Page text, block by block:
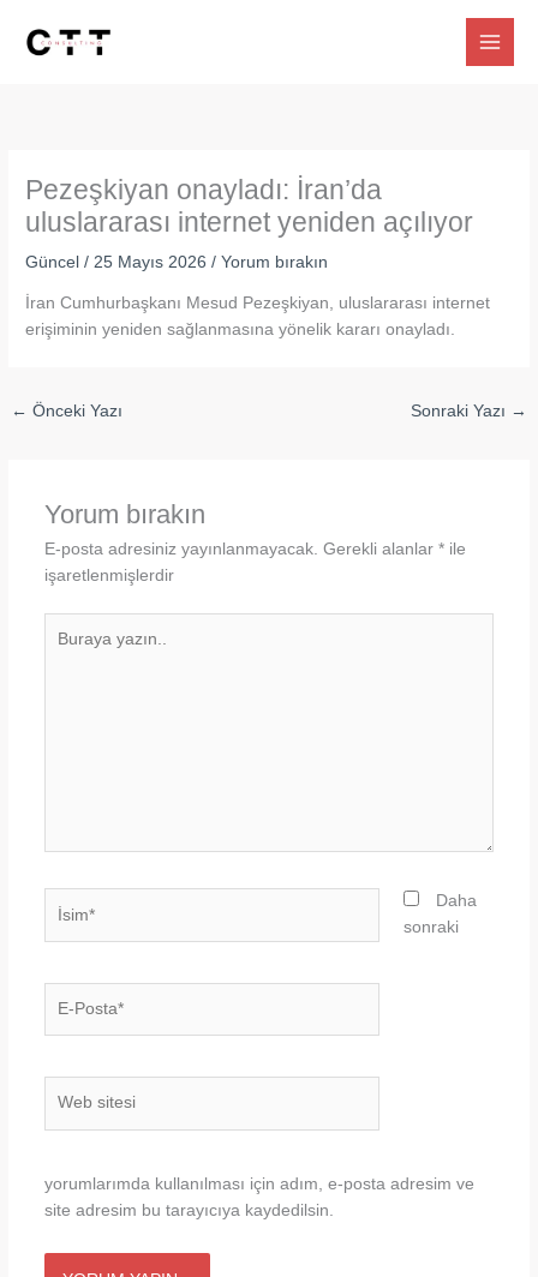
Pezeşkiyan onayladı: İran’da
uluslararası internet yeniden açılıyor
Güncel /25 Mayıs 2026/Yorum bırakın
İran Cumhurbaşkanı Mesud Pezeşkiyan, uluslararası internet
erişiminin yeniden sağlanmasına yönelik kararı onayladı.
← Önceki Yazı Sonraki Yazı →
Yorum bırakın
E-posta adresiniz yayınlanmayacak. Gerekli alanlar *ile
işaretlenmişlerdir
Posta*
Daha
sonraki
yorumlarımda kullanılması için adım, e-posta adresim ve
site adresim bu tarayıcıya kaydedilsin.